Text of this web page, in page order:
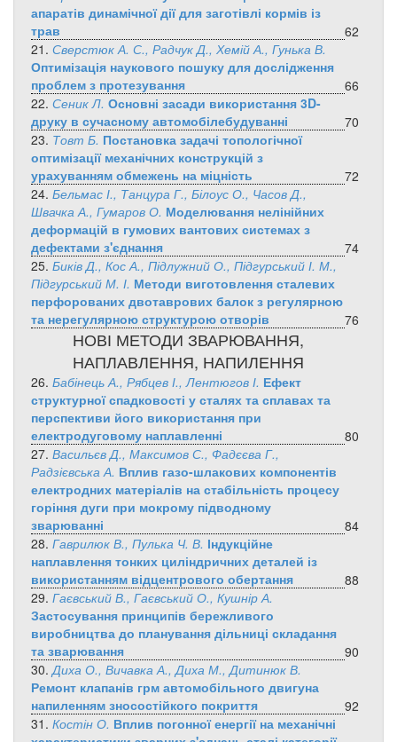
апаратів динамічної дії для заготівлі кормів із
трав
62
21. Сверстюк А. С., Радчук Д., Хемій А., Гунька В.
Оптимізація наукового пошуку для дослідження
проблем з протезування
66
22. Сеник Л. Основні засади використання 3D-
друку в сучасному автомобілебудуванні
70
23. Товт Б. Постановка задачі топологічної
оптимізації механічних конструкцій з
урахуванням обмежень на міцність
72
24. Бельмас І., Танцура Г., Білоус О., Часов Д.,
Швачка А., Гумаров О. Моделювання нелінійних
деформацій в гумових вантових системах з
дефектами з'єднання
74
25. Биків Д., Кос А., Підлужний О., Підгурський І. М.,
Підгурський М. І. Методи виготовлення сталевих
перфорованих двотаврових балок з регулярною
та нерегулярною структурою отворів
76
НОВІ МЕТОДИ ЗВАРЮВАННЯ,
НАПЛАВЛЕННЯ, НАПИЛЕННЯ
26. Бабінець А., Рябцев І., Лентюгов І. Ефект
структурної спадковості у сталях та сплавах та
перспективи його використання при
електродуговому наплавленні
80
27. Васильєв Д., Максимов С., Фадєєва Г.,
Радзієвська А. Вплив газо-шлакових компонентів
електродних матеріалів на стабільність процесу
горіння дуги при мокрому підводному
зварюванні
84
28. Гаврилюк В., Пулька Ч. В. Індукційне
наплавлення тонких циліндричних деталей із
використанням відцентрового обертання
88
29. Гаєвський В., Гаєвський О., Кушнір А.
Застосування принципів бережливого
виробництва до планування дільниці складання
та зварювання
90
30.Диха О., Вичавка А., Диха М., Дитинюк В.
Ремонт клапанів грм автомобільного двигуна
напиленням зносостійкого покриття
92
31. Костін О. Вплив погонної енергії на механічні